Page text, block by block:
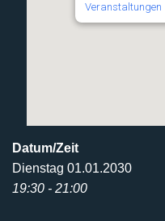
Veranstaltungen
Datum/Zeit
Dienstag 01.01.2030
19:30 - 21:00